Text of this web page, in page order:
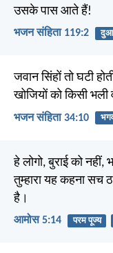
उसके पास आते हैं!
भजन संहिता 119:2 दुआ
जवान सिंहों तो घटी
खोजियों को किसी भली
भजन संहिता 34:10
हे लोगो, बुराई को
तुम्हारा यह कहना सच
है।
आमोस 5:14 परम पूज्य